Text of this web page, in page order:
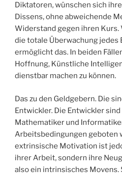
Diktatoren, wünschen sich
Dissens, ohne abweichende
Widerstand gegen ihren
die totale Überwachung jedes
ermöglicht das. In beiden
Hoffnung, Künstliche
dienstbar machen zu können.
Das zu den Geldgebern. Die
Entwickler. Die Entwickler
Mathematiker und
Arbeitsbedingungen geboten
extrinsische Motivation ist
ihrer Arbeit, sondern ihre
also ein intrinsisches Movens.